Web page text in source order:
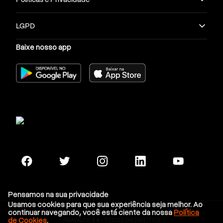
LGPD
Baixe nosso app
Pensamos na sua privacidade
Usamos cookies para que sua experiência seja melhor. Ao
continuar navegando, você está ciente da nossa Política
de Cookies.